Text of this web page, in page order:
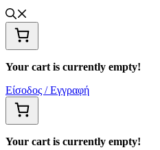
Your cart is currently empty!
Είσοδος / Εγγραφή
Your cart is currently empty!